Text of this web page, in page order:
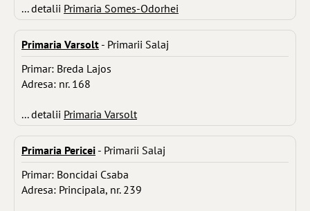
... detalii Primaria Somes-Odorhei
Primaria Varsolt - Primarii Salaj
Primar: Breda Lajos
Adresa: nr. 168
... detalii Primaria Varsolt
Primaria Pericei - Primarii Salaj
Primar: Boncidai Csaba
Adresa: Principala, nr. 239